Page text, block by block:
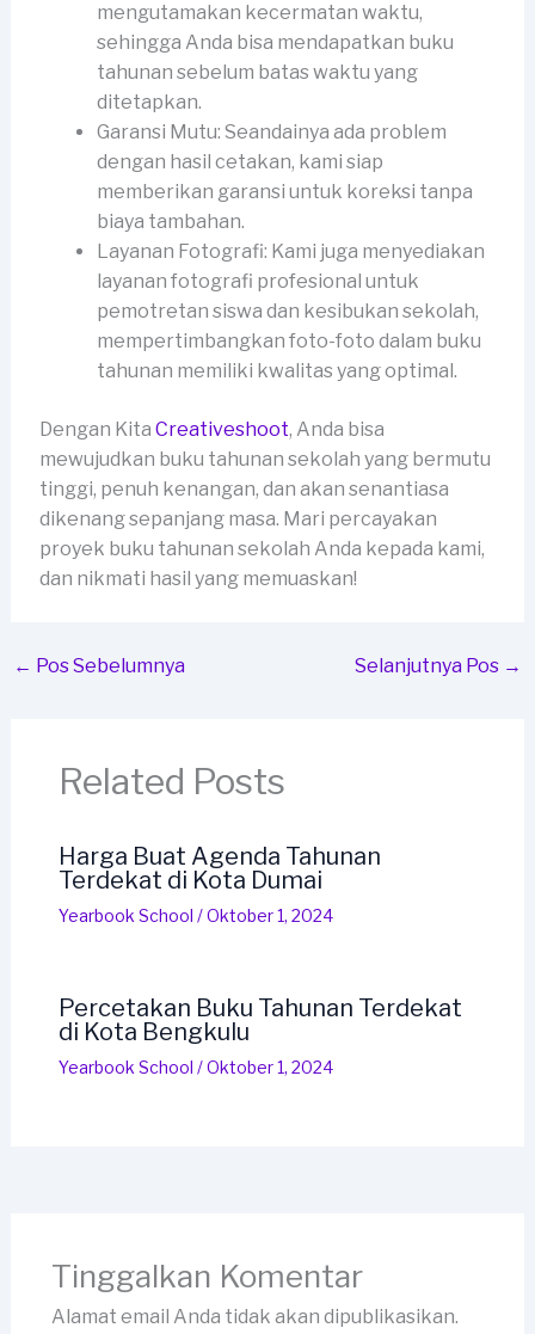
mengutamakan kecermatan waktu,
sehingga Anda bisa mendapatkan buku
tahunan sebelum batas waktu yang
ditetapkan.
Garansi Mutu: Seandainya ada problem
dengan hasil cetakan, kami siap
memberikan garansi untuk koreksi tanpa
biaya tambahan.
Layanan Fotografi: Kami juga menyediakan
layanan fotografi profesional untuk
pemotretan siswa dan kesibukan sekolah,
mempertimbangkan foto-foto dalam buku
tahunan memiliki kwalitas yang optimal.
Dengan Kita Creativeshoot, Anda bisa
mewujudkan buku tahunan sekolah yang bermutu
tinggi, penuh kenangan, dan akan senantiasa
dikenang sepanjang masa. Mari percayakan
proyek buku tahunan sekolah Anda kepada kami,
dan nikmati hasil yang memuaskan!
← Pos Sebelumnya Selanjutnya Pos →
Related Posts
Harga Buat Agenda Tahunan
Terdekat di Kota Dumai
Yearbook School /Oktober 1, 2024
Percetakan Buku Tahunan Terdekat
di Kota Bengkulu
Yearbook School /Oktober 1, 2024
Tinggalkan Komentar
Alamat email Anda tidak akan dipublikasikan.